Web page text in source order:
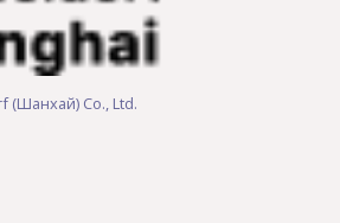
(Шанхай) Co., Ltd.